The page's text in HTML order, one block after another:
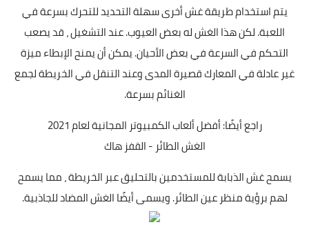
يتم استخدام طريقة غش أخرى سهلة التحديد للتحرك بسرعة في
اللعبة. لكن هذا الغش له بعض العيوب. عند التشغيل ، قد يصعب
التحكم في السرعة في بعض الأحيان. يمكن أن يمنح الإبطاء ميزة
غير عادلة في المعارك قصيرة المدى وعند التنقل في الخريطة لجمع
الغنائم بسرعة.
راجع أيضًا:أفضل ألعاب الكمبيوتر المجانية لعام 2021
الغش الطائر - القفز هاك
يسمح غش الذبابة للمستخدمين بالتحليق عبر الخريطة ، مما يسمح
لهم برؤية منظر عين الطائر. ويسمى أيضًا الغش المضاد للجاذبية.